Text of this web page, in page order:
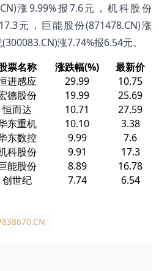
涨9.99%报7.6元，机科股份
元，巨能股份(871478.CN)涨
涨7.74%报6.54元。
票名称 涨跌幅(%)
最新价
进感应 29.99
10.75
德股份 19.99
25.69
恒而达 10.71
27.59
东重机 10.10
3.38
东数控 9.99
7.6
科股份 9.91
17.3
能股份 8.89
16.78
创世纪 7.74 6.54